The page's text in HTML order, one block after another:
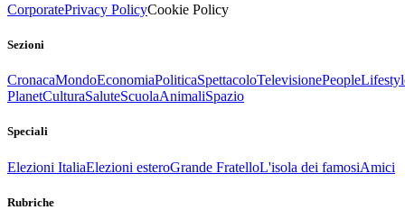
CorporatePrivacy PolicyCookie Policy
Sezioni
CronacaMondoEconomiaPoliticaSpettacoloTelevisionePeople
PlanetCulturaSaluteScuolaAnimaliSpazio
Speciali
Elezioni ItaliaElezioni esteroGrande FratelloL'isola dei famosiAmici
Rubriche